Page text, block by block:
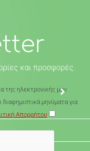
και προσφορές.
της ηλεκτρονικής μου
μηνύματα για
Απορρήτου